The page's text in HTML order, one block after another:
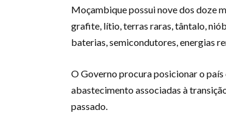
Moçambique possui nove dos doze
grafite, lítio, terras raras, tântalo,
baterias, semicondutores, energias
O Governo procura posicionar o
abastecimento associadas à
passado.